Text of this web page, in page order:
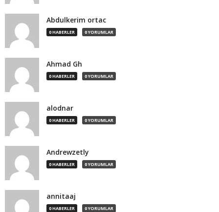
Abdulkerim ortac
0 HABERLER 0 YORUMLAR
Ahmad Gh
0 HABERLER 0 YORUMLAR
alodnar
0 HABERLER 0 YORUMLAR
Andrewzetly
0 HABERLER 0 YORUMLAR
annitaaj
0 HABERLER 0 YORUMLAR